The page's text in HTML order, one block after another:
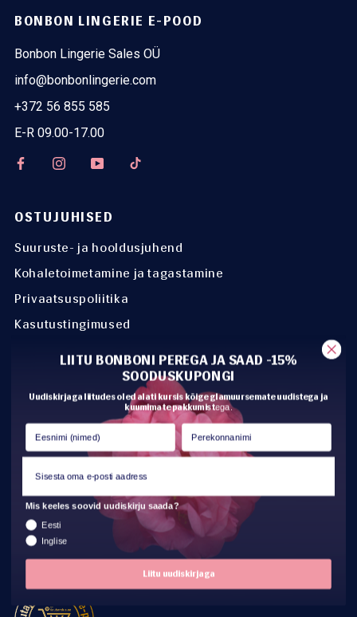
BONBON LINGERIE E-POOD
Bonbon Lingerie Sales OÜ
info@bonbonlingerie.com
+372 56 855 585
E-R 09.00-17.00
OSTUJUHISED
Suuruste- ja hooldusjuhend
Kohaletoimetamine ja tagastamine
Privaatsuspoliitika
Kasutustingimused
BONBONI MAAILM
Meie lugu
Jätkusuutlikkus
Mainimised ja koostööd
Blogid
Poed ja kontakt
LIITU BONBONI PEREGA JA SAAD -15%
SOODUSKUPONGI
Uudiskirjaga liitudes oled alati kursis kõige glamuursemate uudistega ja
kuumimate pakkumistega.
Mis keeles soovid uudiskirju saada?
Eesti
Inglise
Liitu uudiskirjaga